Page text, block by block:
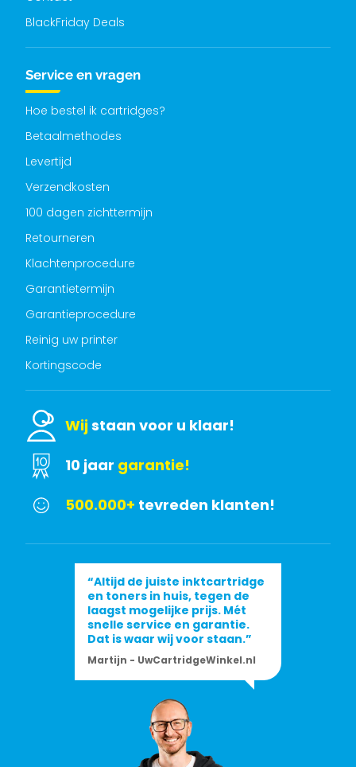
BlackFriday Deals
Service en vragen
Hoe bestel ik cartridges?
Betaalmethodes
Levertijd
Verzendkosten
100 dagen zichttermijn
Retourneren
Klachtenprocedure
Garantietermijn
Garantieprocedure
Reinig uw printer
Kortingscode
Wijstaan voor u klaar!
10 jaar garantie!
500.000+ tevreden klanten!
“Altijd de juiste inktcartridge
en toners in huis, tegen de
laagst mogelijke prijs. Mét
snelle service en garantie.
Dat is waar wij voor staan.”
Martijn - UwCartridgeWinkel.nl